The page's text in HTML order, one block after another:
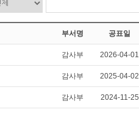
부서명 공표일
감사부 2026-04-01
감사부 2025-04-02
감사부 2024-11-25